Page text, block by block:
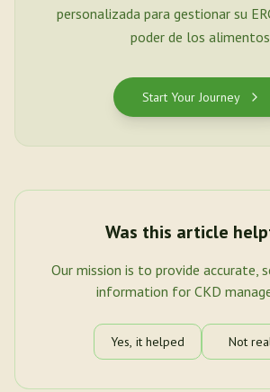
personalizada para gestionar su
poder de los
Start Your Journey
Was this article
Our mission is to provide accurate,
information for CKD
Yes, it helped Not